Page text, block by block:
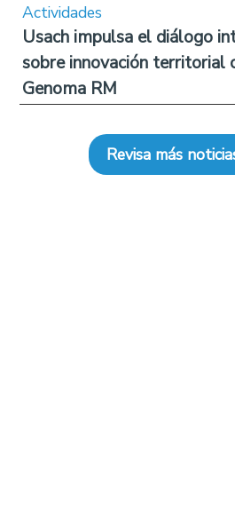
Actividades
Usach impulsa el diálogo
sobre innovación territorial
Genoma RM
Revisa más